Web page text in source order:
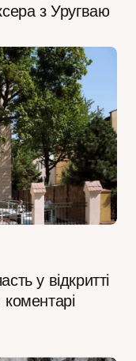
з Уругваю
у відкритті